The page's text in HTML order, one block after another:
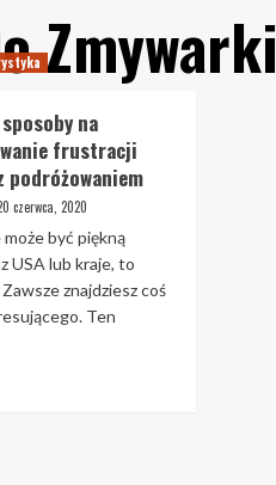
Zmywarki
na
frustracji
podróżowaniem
czerwca, 2020
być piękną
USA lub kraje, to
znajdziesz coś
Ten